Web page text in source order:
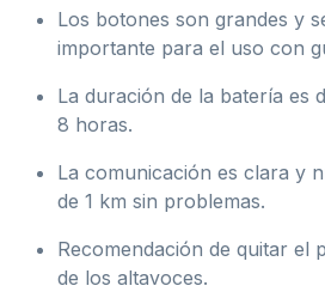
Los botones son grandes y
importante para el uso con
La duración de la batería es
8 horas.
La comunicación es clara y
de 1 km sin problemas.
Recomendación de quitar el
de los altavoces.